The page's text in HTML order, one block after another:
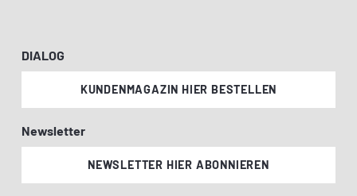
DIALOG
KUNDENMAGAZIN HIER BESTELLEN
Newsletter
NEWSLETTER HIER ABONNIEREN